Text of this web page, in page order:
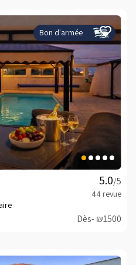
Bon d'armée
/5
Dès- ₪1500